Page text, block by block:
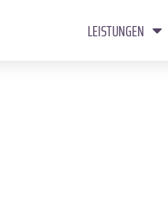
LEISTUNGEN